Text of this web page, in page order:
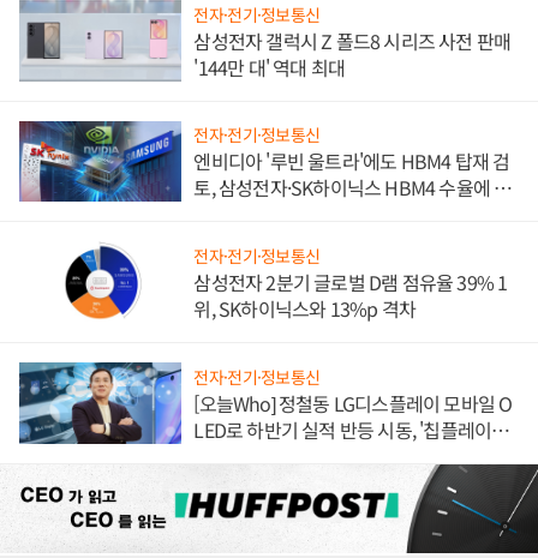
전자·전기·정보통신
삼성전자 갤럭시 Z 폴드8 시리즈 사전 판매
'144만 대' 역대 최대
전자·전기·정보통신
엔비디아 '루빈 울트라'에도 HBM4 탑재 검
토, 삼성전자·SK하이닉스 HBM4 수율에 주
전자·전기·정보통신
삼성전자 2분기 글로벌 D램 점유율 39% 1
위, SK하이닉스와 13%p 격차
전자·전기·정보통신
[오늘Who] 정철동 LG디스플레이 모바일 O
LED로 하반기 실적 반등 시동, '칩플레이